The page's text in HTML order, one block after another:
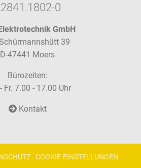
0
GmbH
39
D-47441 Moers
Bürozeiten:
Fr. 7.00 - 17.00 Uhr
Kontakt
COOKIE-EINSTELLUNGEN